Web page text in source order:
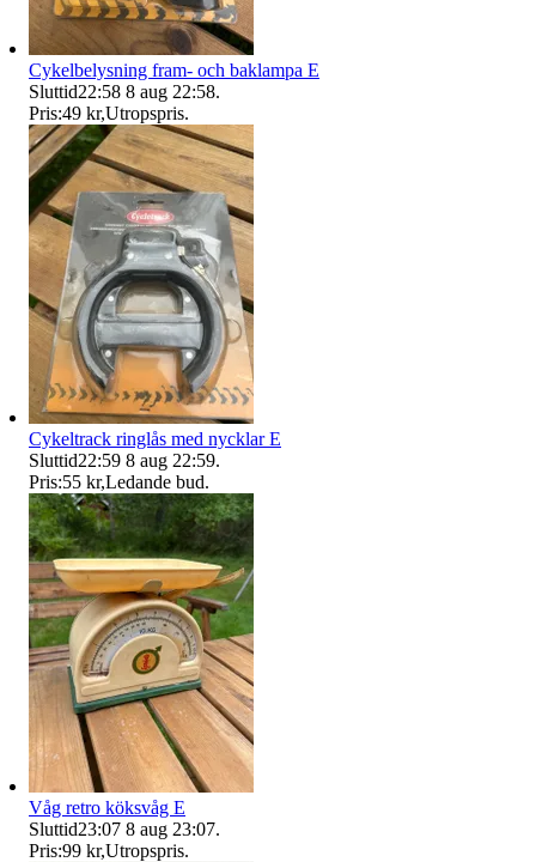
Cykelbelysning fram- och baklampa E
Sluttid22:58 8 aug 22:58.
Pris:49 kr,Utropspris.
Cykeltrack ringlås med nycklar E
Sluttid22:59 8 aug 22:59.
Pris:55 kr,Ledande bud.
Våg retro köksvåg E
Sluttid23:07 8 aug 23:07.
Pris:99 kr,Utropspris.